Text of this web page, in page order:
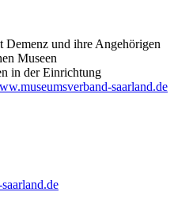
Demenz und ihre Angehörigen
Museen
in der Einrichtung
saarland.de